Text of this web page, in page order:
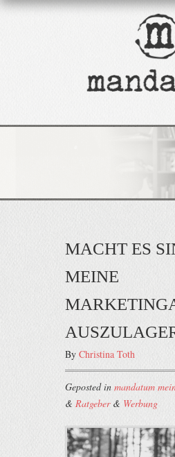
MACHT ES
MEINE
By Christina Toth
Geposted in mandatum
& Ratgeber& Werbung